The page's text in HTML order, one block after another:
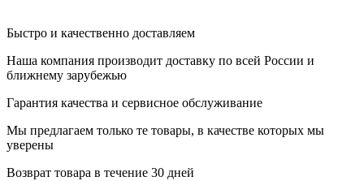
Быстро и качественно доставляем
Наша компания производит доставку по всей России и
ближнему зарубежью
Гарантия качества и сервисное обслуживание
Мы предлагаем только те товары, в качестве которых мы
уверены
Возврат товара в течение 30 дней